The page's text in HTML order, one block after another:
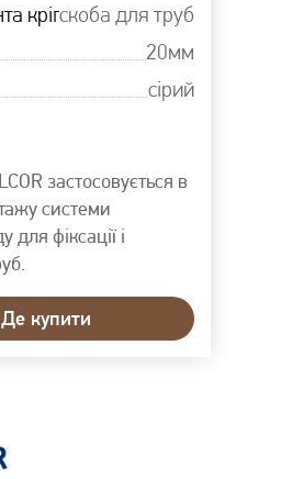
кріплення
скоба для труб
20мм
сірий
застосовується в
системи
для фіксації і
Де купити